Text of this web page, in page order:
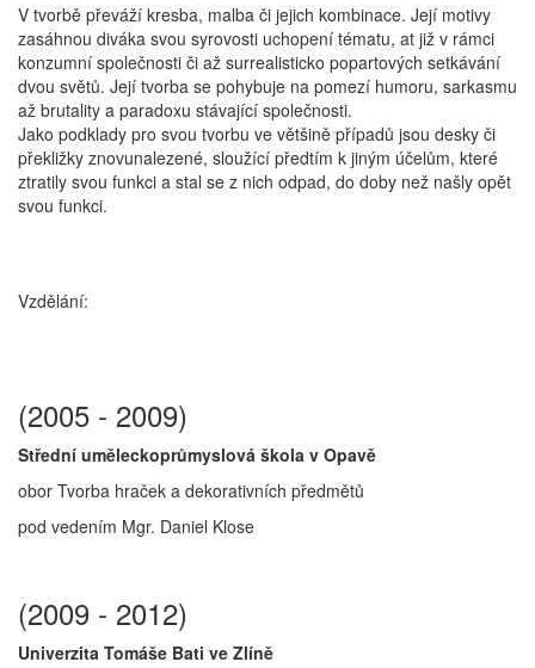
V tvorbě převáží kresba, malba či jejich kombinace. Její motivy
zasáhnou diváka svou syrovosti uchopení tématu, at již v rámci
konzumní společnosti či až surrealisticko popartových setkávání
dvou světů. Její tvorba se pohybuje na pomezí humoru, sarkasmu
až brutality a paradoxu stávající společnosti.
Jako podklady pro svou tvorbu ve většině případů jsou desky či
překližky znovunalezené, sloužící předtím k jiným účelům, které
ztratily svou funkci a stal se z nich odpad, do doby než našly opět
svou funkci.
Vzdělání:
(2005 - 2009)
Střední uměleckoprůmyslová škola v Opavě
obor Tvorba hraček a dekorativních předmětů
pod vedením Mgr. Daniel Klose
(2009 - 2012)
Univerzita Tomáše Bati ve Zlíně